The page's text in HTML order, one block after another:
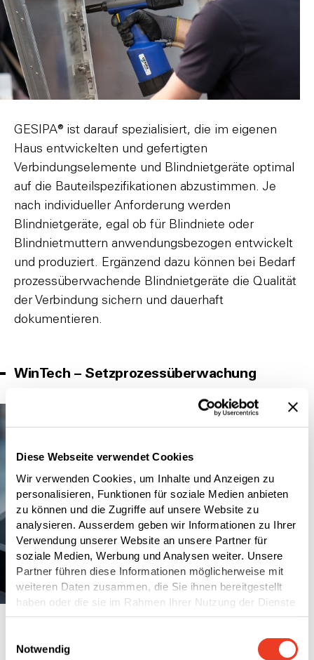
Diese Webseite verwendet Cookies
Wir verwenden Cookies, um Inhalte und Anzeigen zu
personalisieren, Funktionen für soziale Medien anbieten
zu können und die Zugriffe auf unsere Website zu
analysieren. Ausserdem geben wir Informationen zu Ihrer
Verwendung unserer Website an unsere Partner für
soziale Medien, Werbung und Analysen weiter. Unsere
Partner führen diese Informationen möglicherweise mit
weiteren Daten zusammen, die Sie ihnen bereitgestellt
haben oder die sie im Rahmen Ihrer Nutzung der Dienste
gesammelt haben.
Notwendig
GESIPA® ist darauf spezialisiert, die im eigenen
Haus entwickelten und gefertigten
Verbindungselemente und Blindnietgeräte optimal
auf die Bauteilspezifikationen abzustimmen. Je
nach individueller Anforderung werden
Blindnietgeräte, egal ob für Blindniete oder
Blindnietmuttern anwendungsbezogen entwickelt
und produziert. Ergänzend dazu können bei Bedarf
prozessüberwachende Blindnietgeräte die Qualität
der Verbindung sichern und dauerhaft
dokumentieren.
WinTech – Setzprozessüberwachung
kann bei der Fertigung von kritischen Bauteilen